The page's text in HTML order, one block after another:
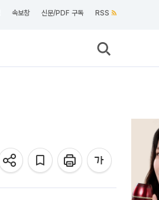
속보창 신문/PDF 구독 RSS